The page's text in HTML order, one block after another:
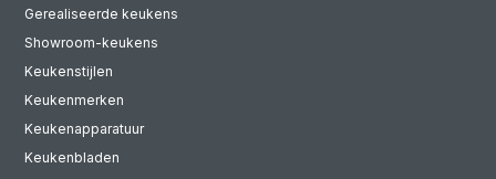
Gerealiseerde keukens
Showroom-keukens
Keukenstijlen
Keukenmerken
Keukenapparatuur
Keukenbladen